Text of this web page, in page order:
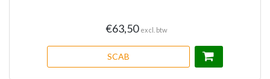
€63,50 excl. btw
SCAB